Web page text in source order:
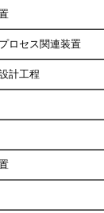
ロセス関連装置
計工程